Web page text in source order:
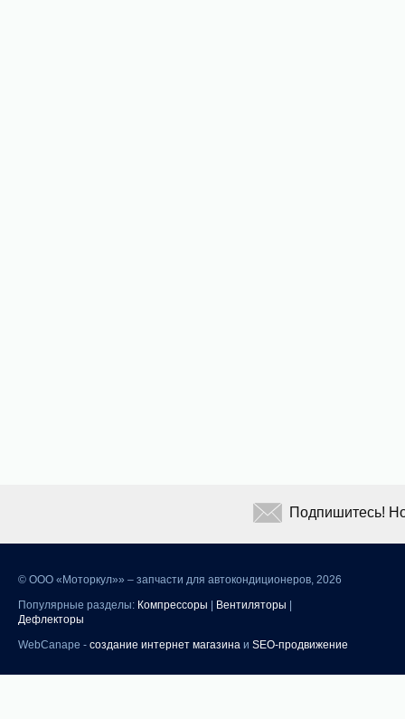
© ООО «Моторкул»» – запчасти для автокондиционеров, 2026
Популярные разделы: Компрессоры Вентиляторы
Дефлекторы
WebCanape - создание интернет магазина и SEO-продвижение
Подпишитесь!